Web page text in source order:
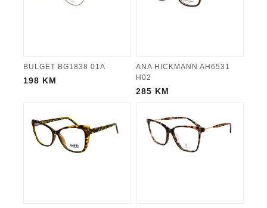
BULGET BG1838 01A
198 KM
ANA HICKMANN AH6531
H02
285 KM